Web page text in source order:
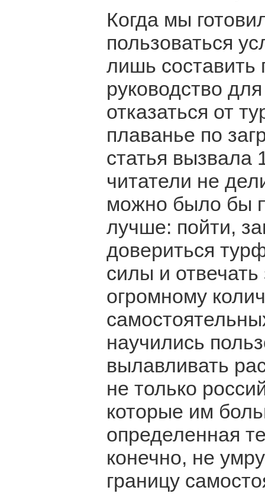
Когда мы
пользоваться
лишь составить
руководство
отказаться от
плаванье по
статья вызвала
читатели не
можно было бы
лучше: пойти,
довериться
силы и
огромному
научились
вылавливать
не только
которые им
определенная
конечно, не
границу